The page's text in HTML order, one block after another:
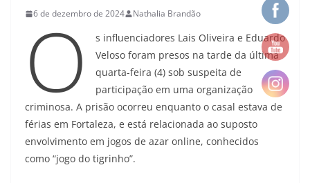
6 de dezembro de 2024 Nathalia Brandão
O
s influenciadores Lais Oliveira e Eduardo
Veloso foram presos na tarde da última
quarta-feira (4) sob suspeita de
participação em uma organização
criminosa. A prisão ocorreu enquanto o casal estava de
férias em Fortaleza, e está relacionada ao suposto
envolvimento em jogos de azar online, conhecidos
como “jogo do tigrinho”.